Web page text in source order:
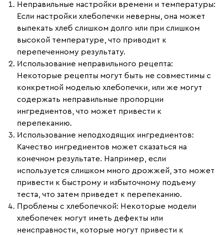
Неправильные настройки времени и температуры:
Если настройки хлебопечки неверны, она может
выпекать хлеб слишком долго или при слишком
высокой температуре, что приводит к
перепеченному результату.
Использование неправильного рецепта:
Некоторые рецепты могут быть не совместимы с
конкретной моделью хлебопечки, или же могут
содержать неправильные пропорции
ингредиентов, что может привести к
перепеканию.
Использование неподходящих ингредиентов:
Качество ингредиентов может сказаться на
конечном результате. Например, если
используется слишком много дрожжей, это может
привести к быстрому и избыточному подъему
теста, что затем приведет к перепеканию.
Проблемы с хлебопечкой: Некоторые модели
хлебопечек могут иметь дефекты или
неисправности, которые могут привести к